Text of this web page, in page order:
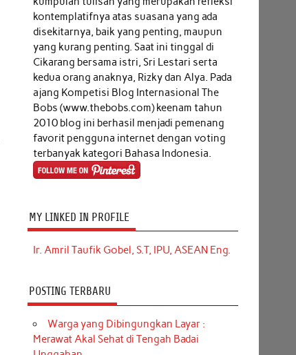
kontemplatifnya atas suasana yang ada
disekitarnya, baik yang penting, maupun
yang kurang penting. Saat ini tinggal di
Cikarang bersama istri, Sri Lestari serta
kedua orang anaknya, Rizky dan Alya. Pada
ajang Kompetisi Blog Internasional The
Bobs (www.thebobs.com) keenam tahun
2010 blog ini berhasil menjadi pemenang
favorit pengguna internet dengan voting
terbanyak kategori Bahasa Indonesia.
MY LINKED IN PROFILE
Ir. Amril Taufik Gobel, S.T, IPU, ASEAN Eng.
POSTING TERBARU
Warga yang Dibingungkan Layar :
Merawat Akal Sehat di Tengah Badai